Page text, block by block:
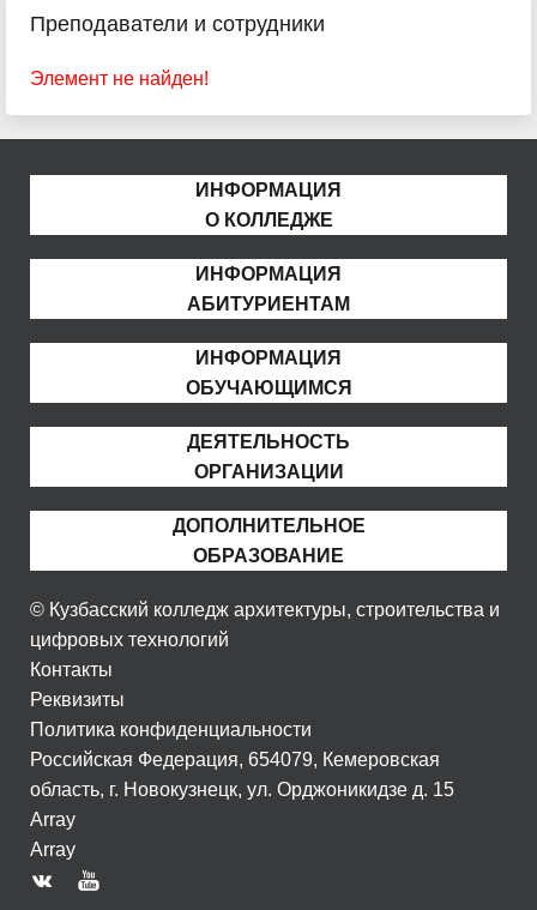
Преподаватели и сотрудники
Элемент не найден!
ИНФОРМАЦИЯ
О КОЛЛЕДЖЕ
ИНФОРМАЦИЯ
АБИТУРИЕНТАМ
ИНФОРМАЦИЯ
ОБУЧАЮЩИМСЯ
ДЕЯТЕЛЬНОСТЬ
ОРГАНИЗАЦИИ
ДОПОЛНИТЕЛЬНОЕ
ОБРАЗОВАНИЕ
© Кузбасский колледж архитектуры, строительства и
цифровых технологий
Контакты
Реквизиты
Политика конфиденциальности
Российская Федерация, 654079, Кемеровская
область, г. Новокузнецк, ул. Орджоникидзе д. 15
Array
Array